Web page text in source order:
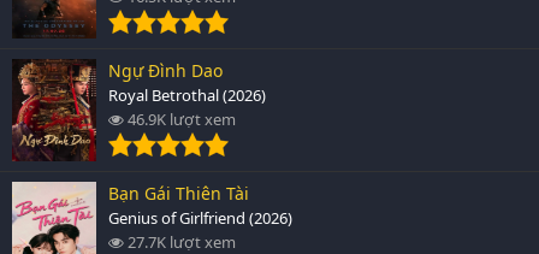
Ngự Đình Dao
Royal Betrothal (2026)
46.9K lượt xem
Bạn Gái Thiên Tài
Genius of Girlfriend (2026)
27.7K lượt xem